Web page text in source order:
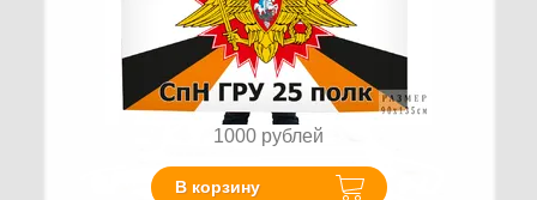
1000 рублей
В корзину